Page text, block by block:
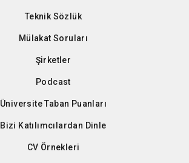
Teknik Sözlük
Mülakat Soruları
Şirketler
Podcast
Üniversite Taban Puanları
Bizi Katılımcılardan Dinle
CV Örnekleri